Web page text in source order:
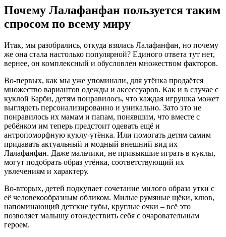
Почему Лалафанфан пользуется таким
спросом по всему миру
Итак, мы разобрались, откуда взялась Лалафанфан, но почему
же она стала настолько популярной? Единого ответа тут нет,
вернее, он комплексный и обусловлен множеством факторов.
Во-первых, как мы уже упоминали, для утёнка продаётся
множество вариантов одежды и аксессуаров. Как и в случае с
куклой Барби, детям понравилось, что каждая игрушка может
выглядеть персонализированно и уникально. Зато это не
понравилось их мамам и папам, понявшим, что вместе с
ребёнком им теперь предстоит одевать ещё и
антропоморфную куклу-утёнка. Или помогать детям самим
придавать актуальный и модный внешний вид их
Лалафанфан. Даже мальчики, не привыкшие играть в куклы,
могут подобрать образ утёнка, соответствующий их
увлечениям и характеру.
Во-вторых, детей подкупает сочетание милого образа утки с
её человекообразным обликом. Милые румяные щёки, клюв,
напоминающий детские губы, круглые очки – всё это
позволяет малышу отождествить себя с очаровательным
героем.